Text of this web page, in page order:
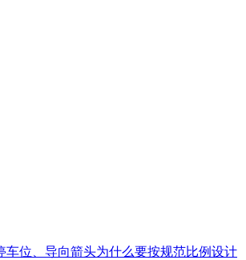
车位、导向箭头为什么要按规范比例设计